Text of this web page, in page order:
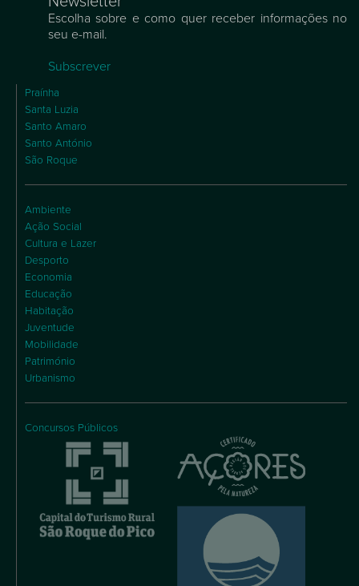
Escolha sobre e como quer receber informações no
seu e-mail.
Subscrever
Praínha
Santa Luzia
Santo Amaro
Santo António
São Roque
Ambiente
Ação Social
Cultura e Lazer
Desporto
Economia
Educação
Habitação
Juventude
Mobilidade
Património
Urbanismo
Concursos Públicos